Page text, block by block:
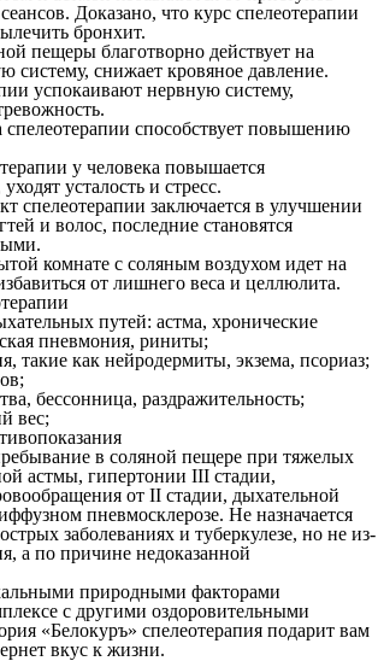
Доказано, что курс спелеотерапии
бронхит.
пещеры благотворно действует на
систему, снижает кровяное давление.
успокаивают нервную систему,
способствует повышению
у человека повышается
усталость и стресс.
спелеотерапии заключается в улучшении
и волос, последние становятся
комнате с соляным воздухом идет на
от лишнего веса и целлюлита.
путей: астма, хронические
пневмония, риниты;
такие как нейродермиты, экзема, псориаз;
бессонница, раздражительность;
вес;
в соляной пещере при тяжелых
астмы, гипертонии III стадии,
от II стадии, дыхательной
пневмосклерозе. Не назначается
заболеваниях и туберкулезе, но не из-
а по причине недоказанной
природными факторами
с другими оздоровительными
«Белокуръ» спелеотерапия подарит вам
вкус к жизни.